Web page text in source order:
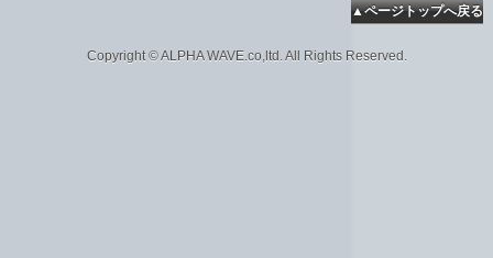
▲ページトップへ戻る
Copyright © ALPHA WAVE.co,ltd. All Rights Reserved.